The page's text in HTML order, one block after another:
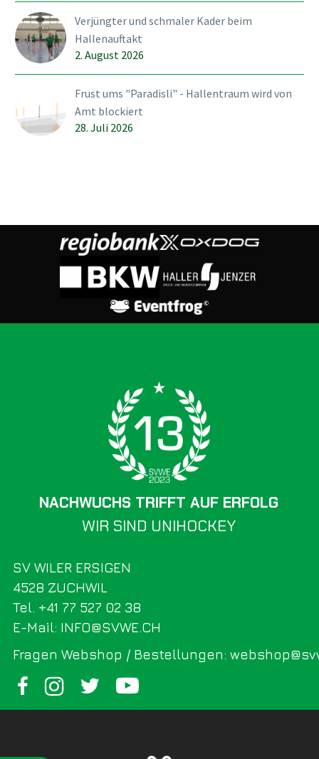
Verjüngter und schmaler Kader beim
Hallenauftakt
2. August 2026
Frust ums "Paradisli" - Hallentraum wird von
Amt blockiert
28. Juli 2026
SV WILER ERSIGEN
Fragen Webshop / Bestellungen:
4528 ZUCHWIL
Tel. +41 77 527 02 38
E-Mail: INFO@SVWE.CH
WIR SIND UNIHOCKEY
NACHWUCHS TRIFFT AUF ERFOLG